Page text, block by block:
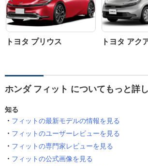
トヨタ プリウス トヨタ アク
ホンダ フィット についてもっと詳
知る
フィットの最新モデルの情報を見る
フィットのユーザーレビューを見る
フィットの専門家レビューを見る
フィットの公式画像を見る